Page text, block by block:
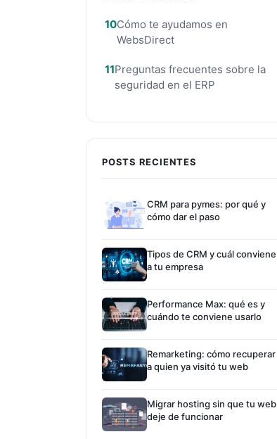
Cómo te ayudamos en
WebsDirect
Preguntas frecuentes sobre la
seguridad en el ERP
POSTS RECIENTES
CRM para pymes: por qué y
cómo dar el paso
Tipos de CRM y cuál conviene
a tu empresa
Performance Max: qué es y
cuándo te conviene usarlo
Remarketing: cómo recuperar
a quien ya visitó tu web
Migrar hosting sin que tu web
deje de funcionar